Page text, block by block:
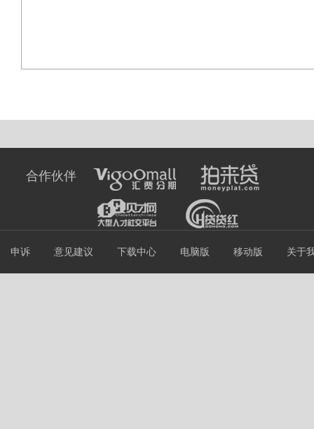
合作伙伴
申诉 意见建议 下载中心 电脑版 移动版 关于